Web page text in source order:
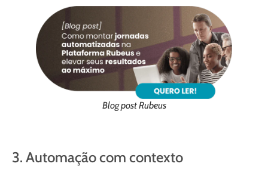
Blog post Rubeus
3. Automação com contexto